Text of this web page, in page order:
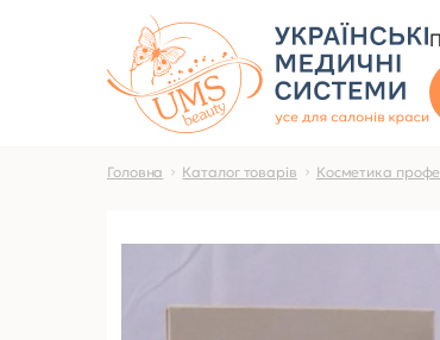
Головна Каталог товарів Косметика